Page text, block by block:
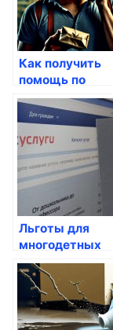
Как получить
помощь по
безработице
Госуслуги
Льготы для
многодетных
семей: какие
госуслуги
доступны?